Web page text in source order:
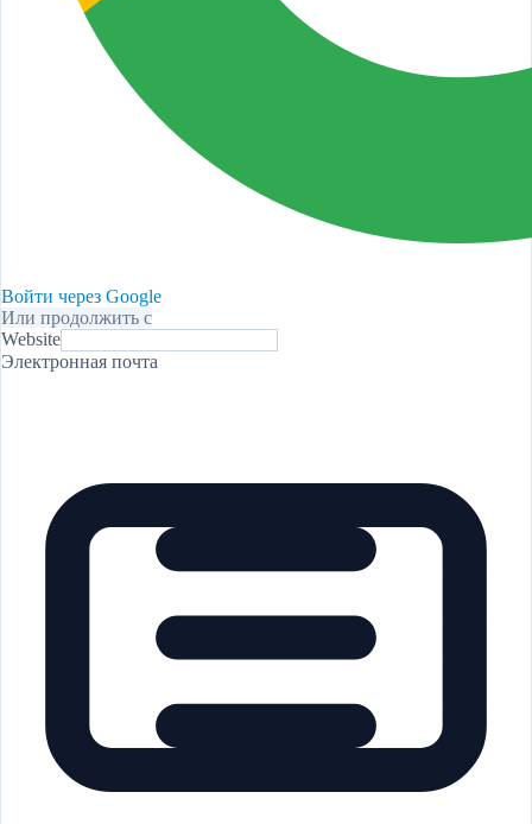
Войти через Google
Или продолжить с
Website
Электронная почта